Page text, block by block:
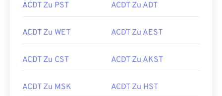
ACDT Zu PST ACDT Zu ADT
ACDT Zu WET ACDT Zu AEST
ACDT Zu CST ACDT Zu AKST
ACDT Zu MSK ACDT Zu HST